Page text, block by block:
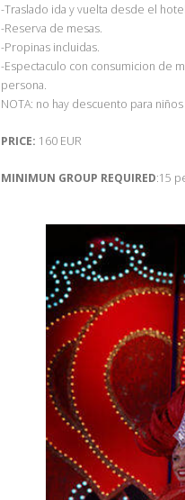
-Traslado ida y vuelta desde el
-Reserva de mesas.
-Propinas incluidas.
-Espectaculo con consumicion de
persona.
NOTA: no hay descuento para niños
PRICE: 160 EUR
MINIMUN GROUP REQUIRED:15